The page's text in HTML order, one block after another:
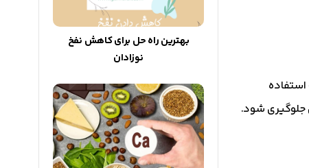
جلوگیری شود.
بهترین راه حل برای کاهش نفخ
نوزادان